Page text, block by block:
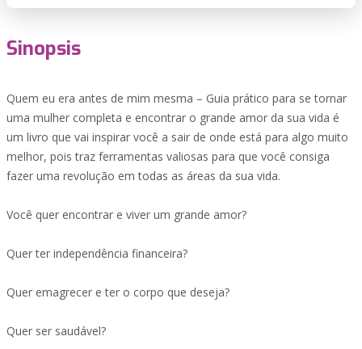
Sinopsis
Quem eu era antes de mim mesma – Guia prático para se tornar
uma mulher completa e encontrar o grande amor da sua vida é
um livro que vai inspirar você a sair de onde está para algo muito
melhor, pois traz ferramentas valiosas para que você consiga
fazer uma revolução em todas as áreas da sua vida.
Você quer encontrar e viver um grande amor?
Quer ter independência financeira?
Quer emagrecer e ter o corpo que deseja?
Quer ser saudável?